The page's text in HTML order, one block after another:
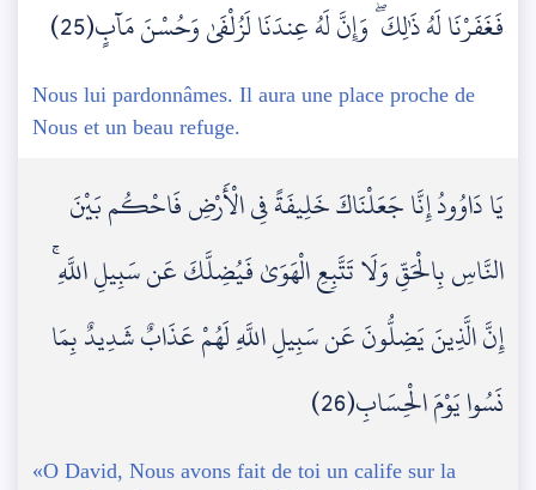
فَغَفَرْنَا لَهُ ذَٰلِكَ ۖ وَإِنَّ لَهُ عِندَنَا لَزُلْفَىٰ وَحُسْنَ مَآبٍ(25)
Nous lui pardonnâmes. Il aura une place proche de
Nous et un beau refuge.
يَا دَاوُودُ إِنَّا جَعَلْنَاكَ خَلِيفَةً فِي الْأَرْضِ فَاحْكُم بَيْنَ
النَّاسِ بِالْحَقِّ وَلَا تَتَّبِعِ الْهَوَىٰ فَيُضِلَّكَ عَن سَبِيلِ اللَّهِ ۚ
إِنَّ الَّذِينَ يَضِلُّونَ عَن سَبِيلِ اللَّهِ لَهُمْ عَذَابٌ شَدِيدٌ بِمَا
نَسُوا يَوْمَ الْحِسَابِ(26)
«O David, Nous avons fait de toi un calife sur la